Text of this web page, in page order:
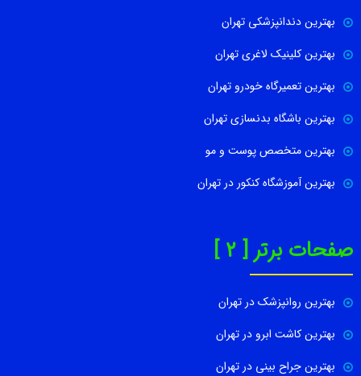
بهترین دندانپزشکی تهران
بهترین کلینیک لاغری تهران
بهترین تعمیرگاه خودرو تهران
بهترین باشگاه بدنسازی تهران
بهترین متخصص پوست و مو
بهترین آموزشگاه کنکور در تهران
صفحات برتر [ 2 ]
بهترین روانپزشک در تهران
بهترین کاشت ابرو در تهران
بهترین جراح بینی در تهران